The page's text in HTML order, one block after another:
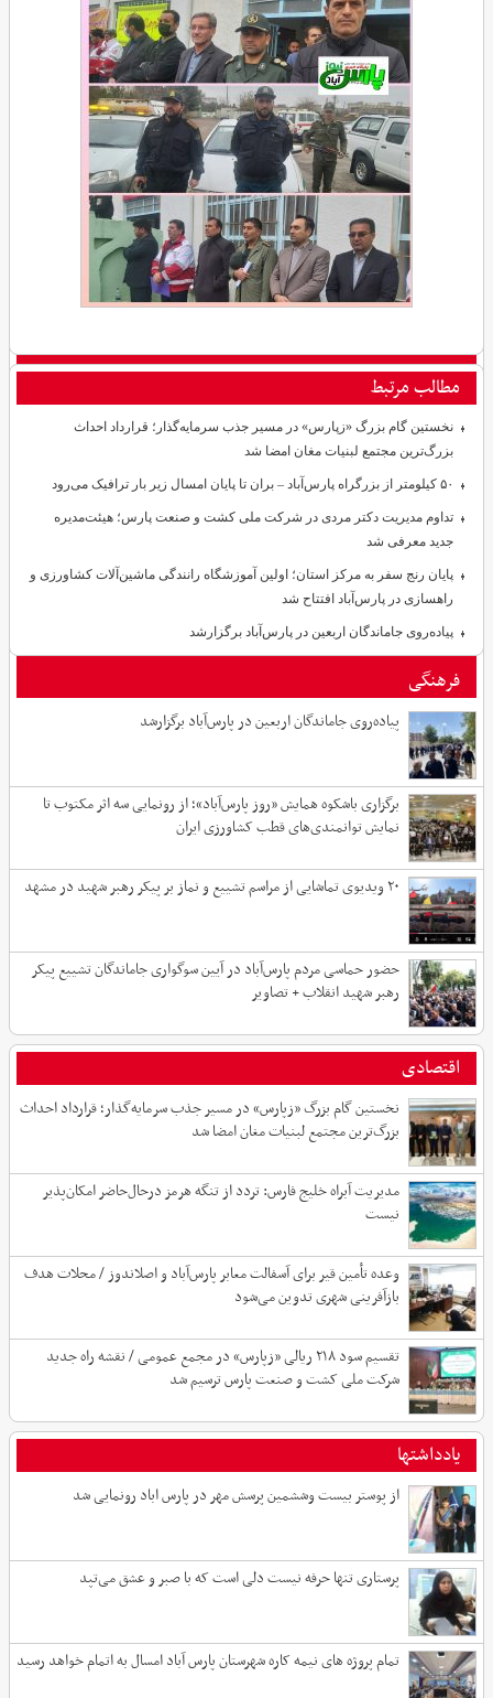
مطالب مرتبط
نخستین گام بزرگ «زپارس» در مسیر جذب سرمایه‌گذار؛ قرارداد احداث
بزرگ‌ترین مجتمع لبنیات مغان امضا شد
۵۰ کیلومتر از بزرگراه پارس‌آباد – بران تا پایان امسال زیر بار ترافیک می‌رود
تداوم مدیریت دکتر مردی در شرکت ملی کشت و صنعت پارس؛ هیئت‌مدیره
جدید معرفی شد
پایان رنج سفر به مرکز استان؛ اولین آموزشگاه رانندگی ماشین‌آلات کشاورزی و
راهسازی در پارس‌آباد افتتاح شد
پیاده‌روی جاماندگان اربعین در پارس‌آباد برگزارشد
فرهنگی
پیاده‌روی جاماندگان اربعین در پارس‌آباد برگزارشد
برگزاری باشکوه همایش «روز پارس‌آباد»؛ از رونمایی سه اثر مکتوب تا
نمایش توانمندی‌های قطب کشاورزی ایران
۲۰ ویدیوی تماشایی از مراسم تشییع و نماز بر پیکر رهبر شهید در مشهد
حضور حماسی مردم پارس‌آباد در آیین سوگواری جاماندگان تشییع پیکر
رهبر شهید انقلاب + تصاویر
اقتصادی
نخستین گام بزرگ «زپارس» در مسیر جذب سرمایه‌گذار؛ قرارداد احداث
بزرگ‌ترین مجتمع لبنیات مغان امضا شد
مدیریت آبراه خلیج فارس: تردد از تنگه هرمز درحال‌حاضر امکان‌پذیر
نیست
وعده تأمین قیر برای آسفالت معابر پارس‌آباد و اصلاندوز / محلات هدف
بازآفرینی شهری تدوین می‌شود
تقسیم سود ۲۱۸ ریالی «زپارس» در مجمع عمومی / نقشه راه جدید
شرکت ملی کشت و صنعت پارس ترسیم شد
یادداشتها
از پوستر بیست وششمین پرسش مهر در پارس اباد رونمایی شد
پرستاری تنها حرفه نیست دلی است که با صبر و عشق می‌تپد
تمام پروژه های نیمه کاره شهرستان پارس آباد امسال به اتمام خواهد رسید